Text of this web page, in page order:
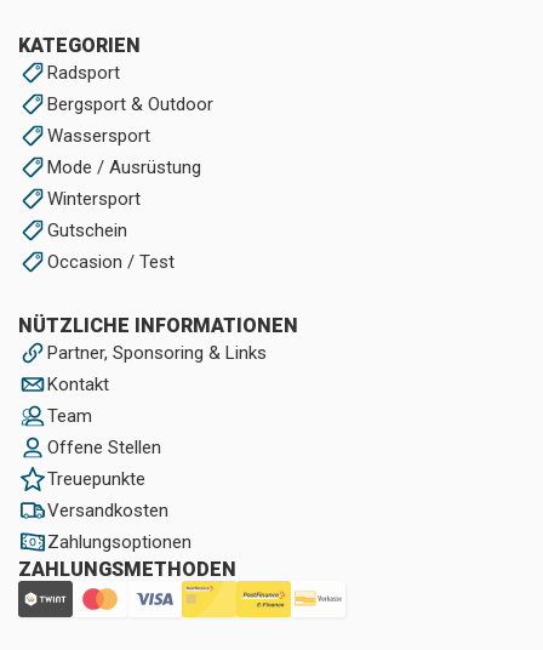
KATEGORIEN
Radsport
Bergsport & Outdoor
Wassersport
Mode / Ausrüstung
Wintersport
Gutschein
Occasion / Test
NÜTZLICHE INFORMATIONEN
Partner, Sponsoring & Links
Kontakt
Team
Offene Stellen
Treuepunkte
Versandkosten
Zahlungsoptionen
ZAHLUNGSMETHODEN